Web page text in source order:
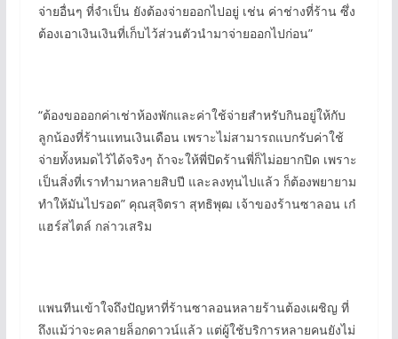
จ่ายอื่นๆ ที่จำเป็น ยังต้องจ่ายออกไปอยู่ เช่น ค่าช่างที่ร้าน ซึ่ง
ต้องเอาเงินเงินที่เก็บไว้ส่วนตัวนำมาจ่ายออกไปก่อน”
“ต้องขอออกค่าเช่าห้องพักและค่าใช้จ่ายสำหรับกินอยู่ให้กับ
ลูกน้องที่ร้านแทนเงินเดือน เพราะไม่สามารถแบกรับค่าใช้
จ่ายทั้งหมดไว้ได้จริงๆ ถ้าจะให้พี่ปิดร้านพี่ก็ไม่อยากปิด เพราะ
เป็นสิ่งที่เราทำมาหลายสิบปี และลงทุนไปแล้ว ก็ต้องพยายาม
ทำให้มันไปรอด” คุณสุจิตรา สุทธิพุฒ เจ้าของร้านซาลอน เก๋
แฮร์สไตล์ กล่าวเสริม
แพนทีนเข้าใจถึงปัญหาที่ร้านซาลอนหลายร้านต้องเผชิญ ที่
ถึงแม้ว่าจะคลายล็อกดาวน์แล้ว แต่ผู้ใช้บริการหลายคนยังไม่